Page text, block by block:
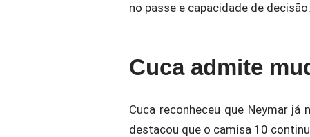
no passe e capacidade de decisão.
Cuca admite
Cuca reconheceu que Neymar
destacou que o camisa 10